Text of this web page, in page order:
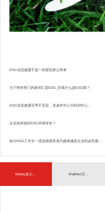
ESG信息披露不是一纸报告那么简单
当下绝对热门的新词汇是ESG_到底什么是ESG呢？
ESG信息披露宜早不宜迟，变成本中心为利润中心...
企业如何做好ESG评级评价？
如今ESG工作从一道选择题变成为越来越多企业的必答题...
Disney迪士... WalMart沃...